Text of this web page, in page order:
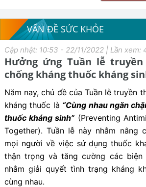
VẤN ĐỀ SỨC KHỎE
Cập nhật: 10:53 - 22/11/2022 | Lần xem:
Hưởng ứng Tuần lễ
chống kháng thuốc kháng
Năm nay, chủ đề của Tuần lễ truyền
kháng thuốc là “Cùng nhau ngăn
thuốc kháng sinh” (Preventing
Together). Tuần lễ này nhằm nâng
mọi người về việc sử dụng thuốc
thận trọng và tăng cường các biện
nhằm giải quyết tình trạng kháng
cùng nhau.